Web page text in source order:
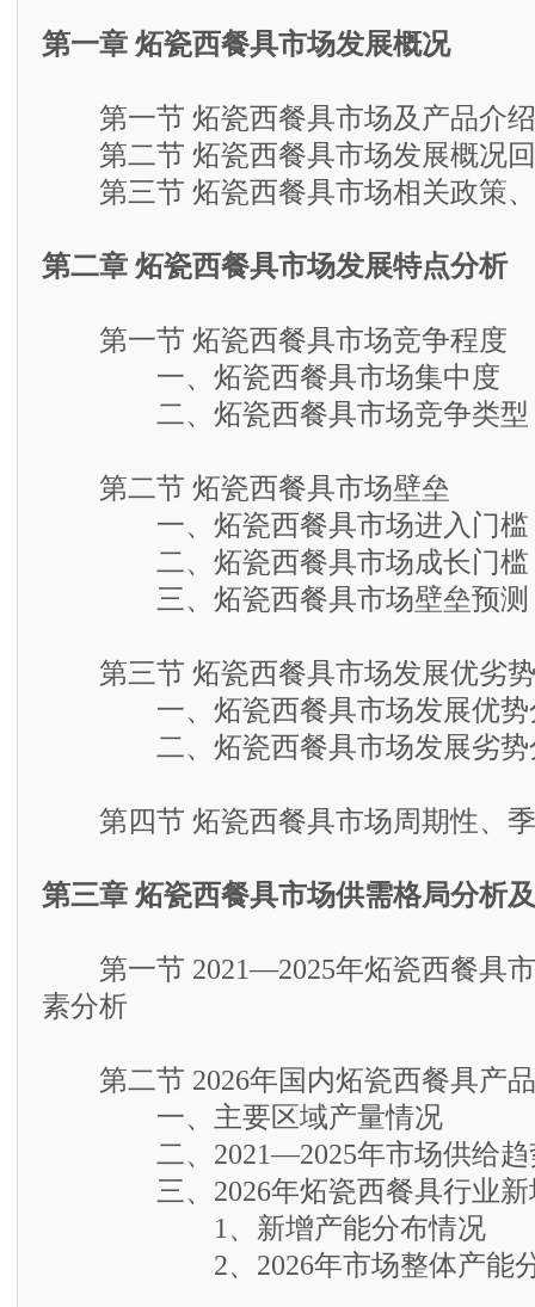
第一章 炻瓷西餐具市场发展概况
第一节 炻瓷西餐具市场及产品介绍
第二节 炻瓷西餐具市场发展概况
第三节 炻瓷西餐具市场相关政策、
第二章 炻瓷西餐具市场发展特点分析
第一节 炻瓷西餐具市场竞争程度
一、炻瓷西餐具市场集中度
二、炻瓷西餐具市场竞争类型
第二节 炻瓷西餐具市场壁垒
一、炻瓷西餐具市场进入门槛
二、炻瓷西餐具市场成长门槛
三、炻瓷西餐具市场壁垒预测
第三节 炻瓷西餐具市场发展优劣
一、炻瓷西餐具市场发展优势
二、炻瓷西餐具市场发展劣势
第四节 炻瓷西餐具市场周期性、季
第三章 炻瓷西餐具市场供需格局分析
第一节 2021—2025年炻瓷西餐具市
素分析
第二节 2026年国内炻瓷西餐具产
一、主要区域产量情况
二、2021—2025年市场供给趋势
三、2026年炻瓷西餐具行业新
1、新增产能分布情况
2、2026年市场整体产能